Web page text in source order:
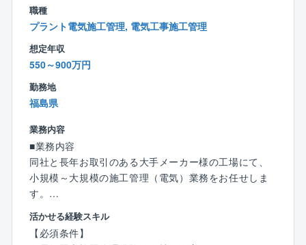
連携、測量、各種データ分析等の実施
◎工程管理：工事進捗、現場の指示出し、安全衛生管
【入社後のフォロー体制について】
同社は、社員を増やすだけの採用活動ではなく、採用
した人財が定着し活躍していただくことこそが採用活
そのため独自カリキュラムの新入社員研修をはじめ、
育成力の強化に取り組んでいます！
【具体的には】
入社後まずは、京都本社にて７か月間【業務に必要な
専門知識の習得を目的】として【電気設備施工管理】
を１から学んでいただきます。
職種
プラント電気施工管理, 電気工事施工管理
想定年収
550～900万円
勤務地
福島県
業務内容
■業務内容
同社と長年お取引のある大手メーカー様の工場にて、
小規模～大規模の施工管理（電気）業務をお任せしま
す。
■業務詳細:
配属当初は先輩社員につきながら業務を学んでいただ
活かせる経験スキル
【必須条件】